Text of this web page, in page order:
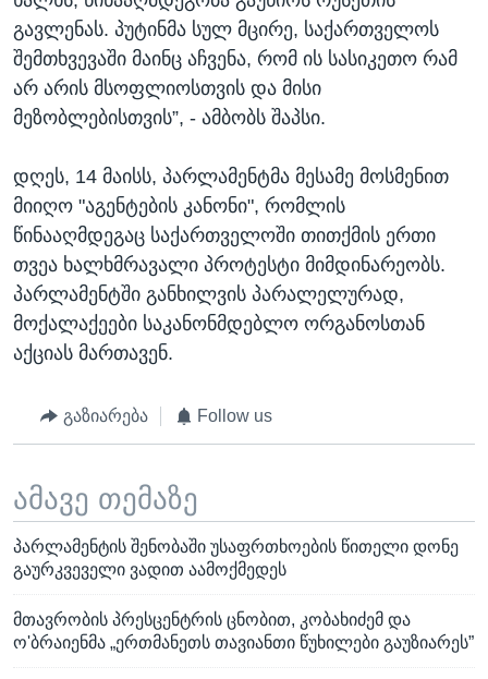
გავლენას. პუტინმა სულ მცირე, საქართველოს
შემთხვევაში მაინც აჩვენა, რომ ის სასიკეთო რამ
არ არის მსოფლიოსთვის და მისი
მეზობლებისთვის”, - ამბობს შაპსი.
დღეს, 14 მაისს, პარლამენტმა მესამე მოსმენით
მიიღო "აგენტების კანონი", რომლის
წინააღმდეგაც საქართველოში თითქმის ერთი
თვეა ხალხმრავალი პროტესტი მიმდინარეობს.
პარლამენტში განხილვის პარალელურად,
მოქალაქეები საკანონმდებლო ორგანოსთან
აქციას მართავენ.
გაზიარება Follow us
ამავე თემაზე
პარლამენტის შენობაში უსაფრთხოების წითელი დონე
გაურკვეველი ვადით აამოქმედეს
მთავრობის პრესცენტრის ცნობით, კობახიძემ და
ო'ბრაიენმა „ერთმანეთს თავიანთი წუხილები გაუზიარეს”